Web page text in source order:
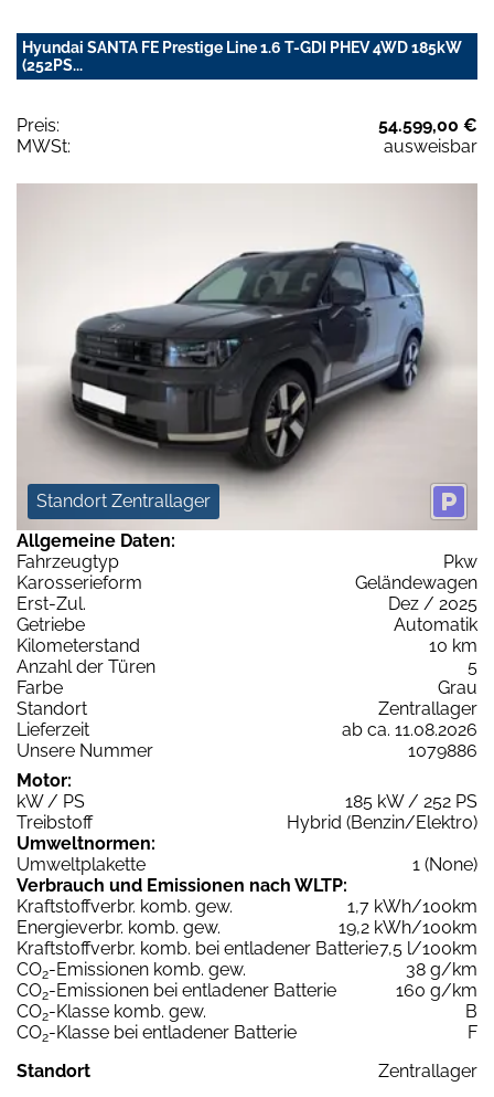
Hyundai SANTA FE Prestige Line 1.6 T-GDI PHEV 4WD 185kW
(252PS...
Preis:
54.599,00 €
MWSt:
ausweisbar
Standort Zentrallager
Allgemeine Daten:
Fahrzeugtyp
Pkw
Karosserieform
Geländewagen
Erst-Zul.
Dez / 2025
Getriebe
Automatik
Kilometerstand
10 km
Anzahl der Türen
5
Farbe
Grau
Standort
Zentrallager
Lieferzeit
ab ca. 11.08.2026
Unsere Nummer
1079886
Motor:
kW / PS
185 kW / 252 PS
Treibstoff
Hybrid (Benzin/Elektro)
Umweltnormen:
Umweltplakette
1 (None)
Verbrauch und Emissionen nach WLTP:
Kraftstoffverbr. komb. gew.
1,7 kWh/100km
Energieverbr. komb. gew.
19,2 kWh/100km
Kraftstoffverbr. komb. bei entladener Batterie7,5 l/100km
CO2-Emissionen komb. gew.
38 g/km
CO2-Emissionen bei entladener Batterie
160 g/km
CO2-Klasse komb. gew.
B
CO2-Klasse bei entladener Batterie
F
Standort
Zentrallager